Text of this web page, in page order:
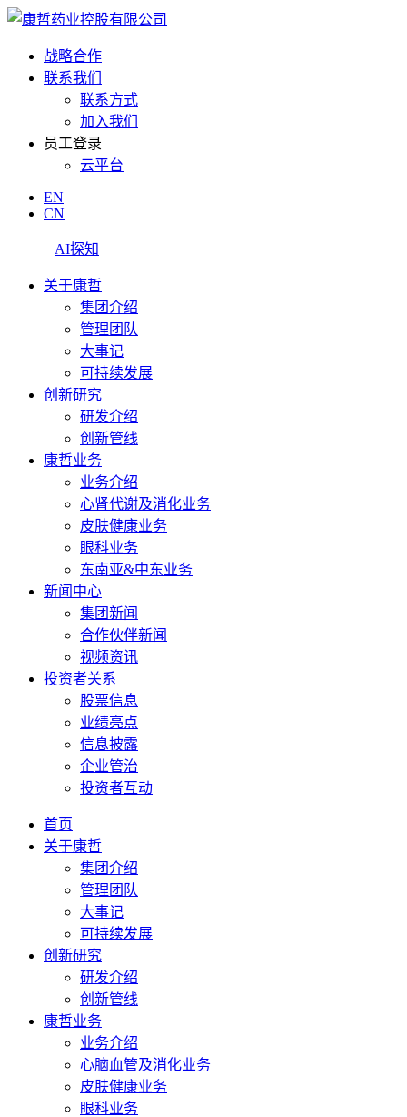
战略合作
联系我们
联系方式
加入我们
员工登录
云平台
EN
CN
AI探知
关于康哲
集团介绍
管理团队
大事记
可持续发展
创新研究
研发介绍
创新管线
康哲业务
业务介绍
心肾代谢及消化业务
皮肤健康业务
眼科业务
东南亚&中东业务
新闻中心
集团新闻
合作伙伴新闻
视频资讯
投资者关系
股票信息
业绩亮点
信息披露
企业管治
投资者互动
首页
关于康哲
集团介绍
管理团队
大事记
可持续发展
创新研究
研发介绍
创新管线
康哲业务
业务介绍
心脑血管及消化业务
皮肤健康业务
眼科业务